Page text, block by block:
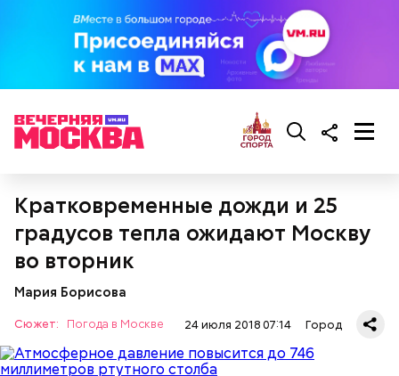
Кратковременные дожди и 25
градусов тепла ожидают Москву
во вторник
Мария Борисова
Сюжет: Погода в Москве 24 июля 2018 07:14 Город